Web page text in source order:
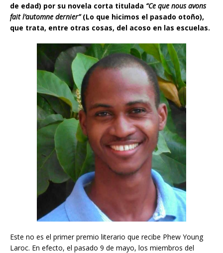
de edad) por su novela corta titulada “Ce que nous avons
fait l’automne dernier”(Lo que hicimos el pasado otoño),
que trata, entre otras cosas, del acoso en las escuelas.
Este no es el primer premio literario que recibe Phew Young
Laroc. En efecto, el pasado 9 de mayo, los miembros del